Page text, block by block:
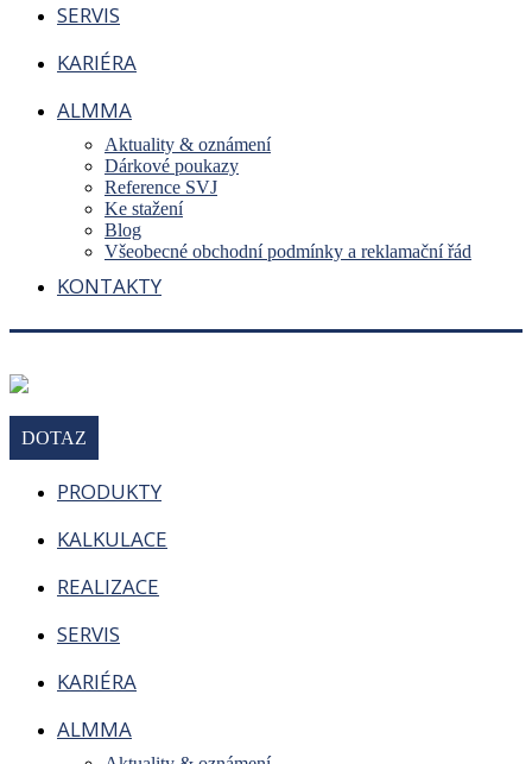
SERVIS
KARIÉRA
ALMMA
Aktuality & oznámení
Dárkové poukazy
Reference SVJ
Ke stažení
Blog
Všeobecné obchodní podmínky a reklamační řád
KONTAKTY
DOTAZ
PRODUKTY
KALKULACE
REALIZACE
SERVIS
KARIÉRA
ALMMA